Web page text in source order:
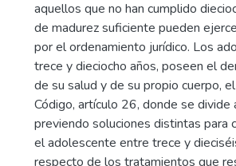
aquellos que no han cumplido
de madurez suficiente pueden
por el ordenamiento jurídico. Los
trece y dieciocho años, poseen el
de su salud y de su propio cuerpo,
Código, artículo 26, donde se
previendo soluciones distintas para
el adolescente entre trece y
respecto de los tratamientos que